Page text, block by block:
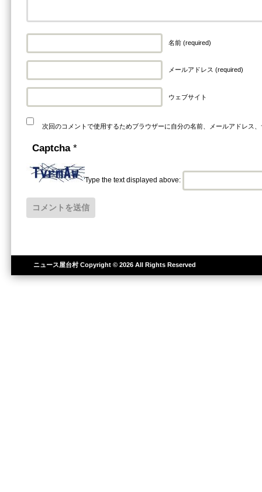
名前 (required)
メールアドレス (required)
ウェブサイト
次回のコメントで使用するためブラウザーに自分の名前、メールアドレス
Captcha *
Type the text displayed above:
ニュース屋台村Copyright © 2026 All Rights Reserved